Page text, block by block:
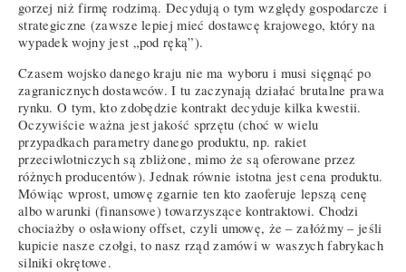
gorzej niż firmę rodzimą. Decydują o tym względy gospodarcze i
strategiczne (zawsze lepiej mieć dostawcę krajowego, który na
wypadek wojny jest „pod ręką”).
Czasem wojsko danego kraju nie ma wyboru i musi sięgnąć po
zagranicznych dostawców. I tu zaczynają działać brutalne prawa
rynku. O tym, kto zdobędzie kontrakt decyduje kilka kwestii.
Oczywiście ważna jest jakość sprzętu (choć w wielu
przypadkach parametry danego produktu, np. rakiet
przeciwlotniczych są zbliżone, mimo że są oferowane przez
różnych producentów). Jednak równie istotna jest cena produktu.
Mówiąc wprost, umowę zgarnie ten kto zaoferuje lepszą cenę
albo warunki (finansowe) towarzyszące kontraktowi. Chodzi
chociażby o osławiony offset, czyli umowę, że – załóżmy – jeśli
kupicie nasze czołgi, to nasz rząd zamówi w waszych fabrykach
silniki okrętowe.